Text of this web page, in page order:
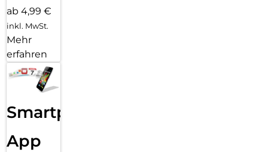
ab 4,99 €
inkl. MwSt.
Mehr
erfahren
Smartphone
App